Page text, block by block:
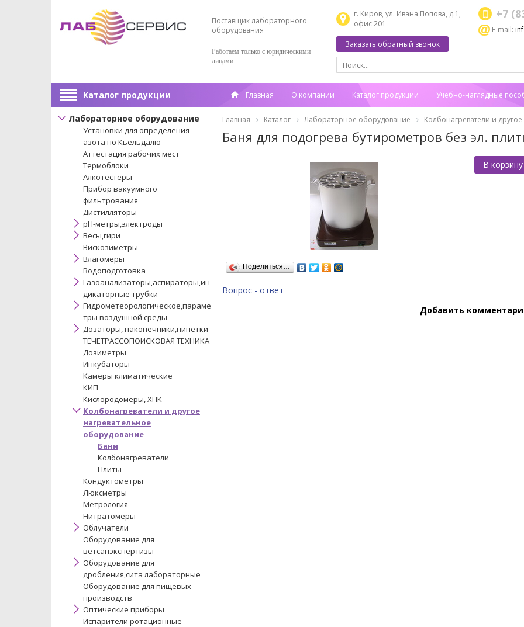
Поставщик лабораторного
оборудования
Работаем только с юридическими
лицами
г. Киров, ул. Ивана Попова, д.1,
офис 201
+7
E-mail:
Заказать обратный звонок
Каталог продукции Главная О компании Каталог продукции Учебно-наглядные
Лабораторное оборудование
Установки для определения
азота по Кьельдалю
Аттестация рабочих мест
Термоблоки
Алкотестеры
Прибор вакуумного
фильтрования
Дистилляторы
pH-метры,электроды
Весы,гири
Вискозиметры
Влагомеры
Водоподготовка
Газоанализаторы,аспираторы,ин
дикаторные трубки
Гидрометеорологическое,параме
тры воздушной среды
Дозаторы, наконечники,пипетки
ТЕЧЕТРАССОПОИСКОВАЯ ТЕХНИКА
Дозиметры
Инкубаторы
Камеры климатические
КИП
Кислородомеры, ХПК
Колбонагреватели и другое
нагревательное
оборудование
Бани
Колбонагреватели
Плиты
Кондуктометры
Люксметры
Метрология
Нитратомеры
Облучатели
Оборудование для
ветсанэкспертизы
Оборудование для
дробления,сита лабораторные
Оборудование для пищевых
производств
Оптические приборы
Испарители ротационные
Главная Каталог Лабораторное оборудование Колбонагреватели и
Баня для подогрева бутирометров без эл.
Поделиться…
В корзину
Вопрос - ответ
Добавить